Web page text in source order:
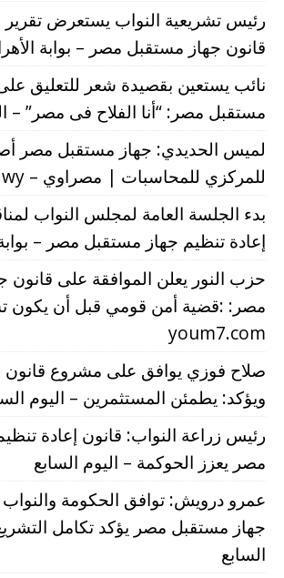
رئيس تشريعية النواب يستعرض
قانون جهاز مستقبل مصر – بوابة
نائب يستعين بقصيدة شعر للتعليق
مستقبل مصر: “أنا الفلاح فى مصر” –
لميس الحديدي: جهاز مستقبل مصر
للمركزي للمحاسبات | مصراوي – Masrawy
بدء الجلسة العامة لمجلس النواب
إعادة تنظيم جهاز مستقبل مصر –
حزب النور يعلن الموافقة على قانون
مصر: :قضية أمن قومي قبل أن يكون
youm7.com
صلاح فوزي يوافق على مشروع
ويؤكد: يطمئن المستثمرين – اليوم
رئيس زراعة النواب: قانون إعادة
مصر يعزز الحوكمة – اليوم السابع
عمرو درويش: توافق الحكومة
جهاز مستقبل مصر يؤكد تكامل
السابع